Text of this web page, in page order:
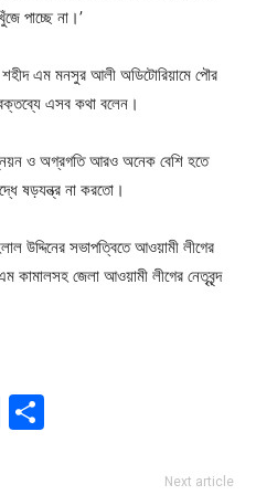
পাচ্ছে না।’
শহীদ এম মনসুর আলী অডিটোরিয়ামে পৌর
এসব কথা বলেন।
ও অগ্রগতি আরও অনেক বেশি হতে
ষড়যন্ত্র না করতো।
উদ্দিনের সভাপত্বিতে আওয়ামী লীগের
কামালসহ জেলা আওয়ামী লীগের নেতৃবৃন্দ
Messenger
Next article